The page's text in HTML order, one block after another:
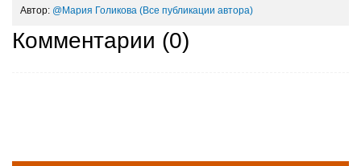
Автор: @Мария Голикова (Все публикации автора)
Комментарии (0)